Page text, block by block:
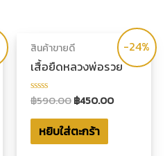
-24%
สินค้าขายดี
เสื้อยืดหลวงพ่อรวย
ให้
0
ตั้งแต่
5
฿590.00฿450.00
หยิบใส่ตะกร้า